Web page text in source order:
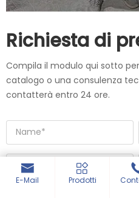
Richiesta di
Compila il modulo qui sotto
catalogo o una consulenza
contatterà entro 24 ore.
E-Mail Prodotti